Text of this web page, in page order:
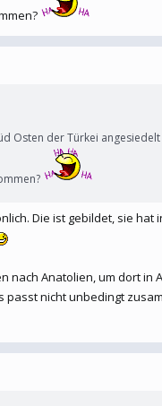
die Familiengründung.
bessern
Frau in ländlichen
Osten der Türkei angesiedelt
Die ist gebildet, sie
nach Anatolien, um dort in
passt nicht unbedingt